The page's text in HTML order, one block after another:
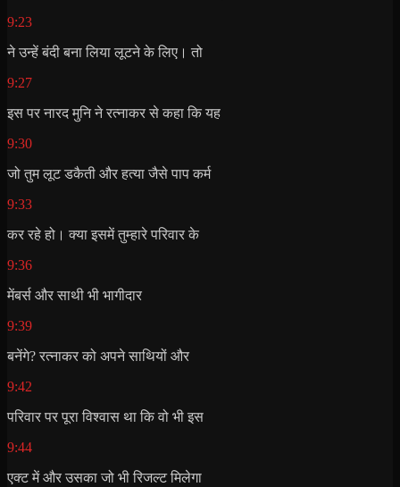
9:23
ने उन्हें बंदी बना लिया लूटने के लिए। तो
9:27
इस पर नारद मुनि ने रत्नाकर से कहा कि यह
9:30
जो तुम लूट डकैती और हत्या जैसे पाप कर्म
9:33
कर रहे हो। क्या इसमें तुम्हारे परिवार के
9:36
मेंबर्स और साथी भी भागीदार
9:39
बनेंगे? रत्नाकर को अपने साथियों और
9:42
परिवार पर पूरा विश्वास था कि वो भी इस
9:44
एक्ट में और उसका जो भी रिजल्ट मिलेगा